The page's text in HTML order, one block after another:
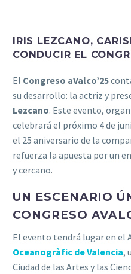
IRIS LEZCANO,
CONDUCIR EL
El Congreso aValco’25
su desarrollo: la actriz y
Lezcano. Este evento,
celebrará el próximo 4 de
el 25 aniversario de la
refuerza la apuesta por un
y cercano.
UN ESCENARIO
CONGRESO
El evento tendrá lugar en el
Oceanogràfic de Valencia,
Ciudad de las Artes y las